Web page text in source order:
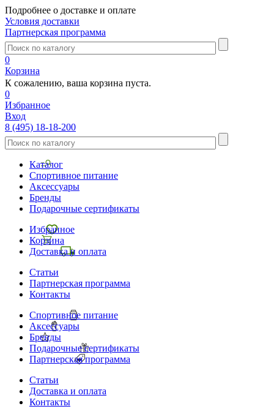
Подробнее о доставке и оплате
Условия доставки
Партнерская программа
0
Корзина
К сожалению, ваша корзина пуста.
0
Избранное
Вход
8 (495) 18-18-200
Каталог
Спортивное питание
Аксессуары
Бренды
Подарочные сертификаты
Избранное
Корзина
Доставка и оплата
Статьи
Партнерская программа
Контакты
Спортивное питание
Аксессуары
Бренды
Подарочные сертификаты
Партнерская программа
Статьи
Доставка и оплата
Контакты